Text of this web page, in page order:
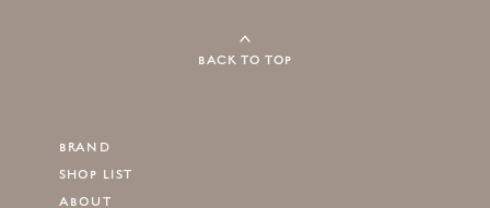
BACK TO TOP
BRAND
SHOP LIST
ABOUT